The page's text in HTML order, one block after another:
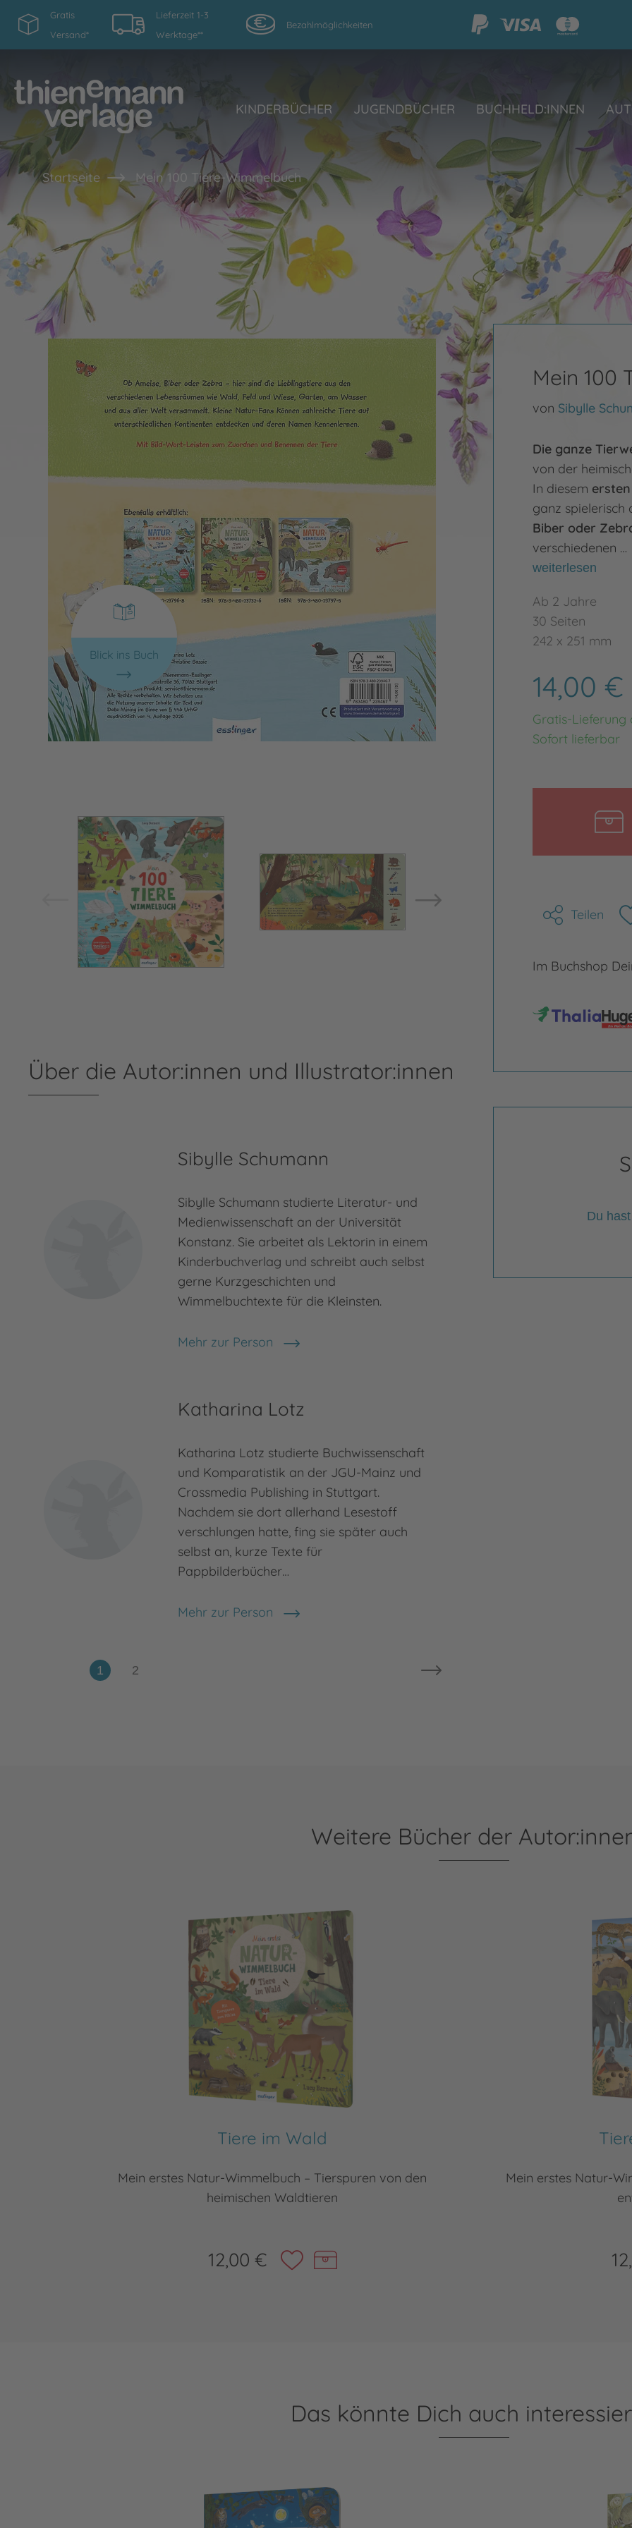
Gratis
Versand*
Lieferzeit 1-3
Werktage**
Bezahlmöglichkeiten
KINDERBÜCHER JUGENDBÜCHER BUCHHELD:INNEN
Startseite Mein 100 Tiere-Wimmelbuch
Blick ins Buch
Bild vergrößern
Mein 100
von Sibylle
Die ganze
von der
In diesem
ganz
Biber oder
verschiedenen …
weiterlesen
Ab 2 Jahre
30 Seiten
242 x 251 mm
14,00 €
Gratis-Lieferung
Sofort lieferbar
Teilen
Im Buchshop
Du
Über die Autor:innen und Illustrator:innen
Sibylle Schumann
Sibylle Schumann studierte Literatur- und
Medienwissenschaft an der Universität
Konstanz. Sie arbeitet als Lektorin in einem
Kinderbuchverlag und schreibt auch selbst
gerne Kurzgeschichten und
Wimmelbuchtexte für die Kleinsten.
Mehr zur Person
Sibylle Schumann
Katharina Lotz
Katharina Lotz studierte Buchwissenschaft
und Komparatistik an der JGU-Mainz und
Crossmedia Publishing in Stuttgart.
Nachdem sie dort allerhand Lesestoff
verschlungen hatte, fing sie später auch
selbst an, kurze Texte für
Pappbilderbücher…
Mehr zur Person
Katharina Lotz
Weitere Bücher der
Tiere im Wald
Mein erstes Natur-Wimmelbuch – Tierspuren von den
heimischen Waldtieren
12,00 €
Mein erstes Natur-
Das könnte Dich auch